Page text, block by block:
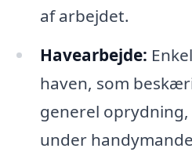
af arbejdet.
Havearbejde:
haven, som
generel
under